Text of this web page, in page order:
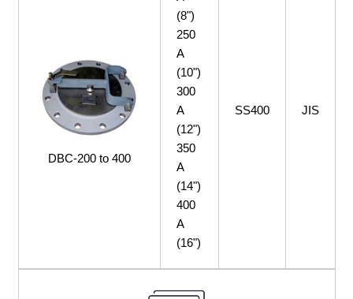
DBC-200 to 400
(8")
250
A
(10")
300
A
(12")
350
A
(14")
400
A
(16")
SS400 JIS